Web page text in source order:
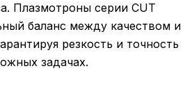
Плазмотроны серии CUT
баланс между качеством и
резкость и точность
задачах.